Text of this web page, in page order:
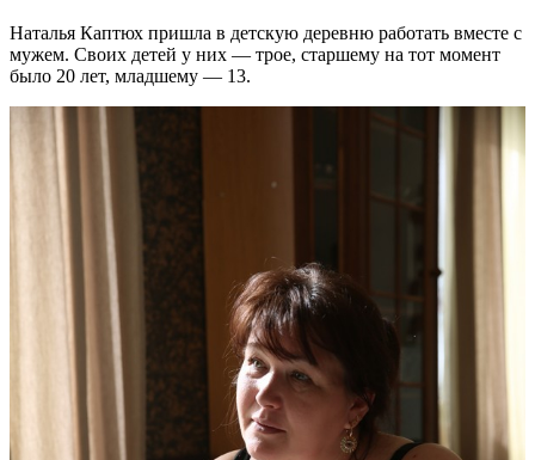
Наталья Каптюх пришла в детскую деревню работать вместе с
мужем. Своих детей у них — трое, старшему на тот момент
было 20 лет, младшему — 13.